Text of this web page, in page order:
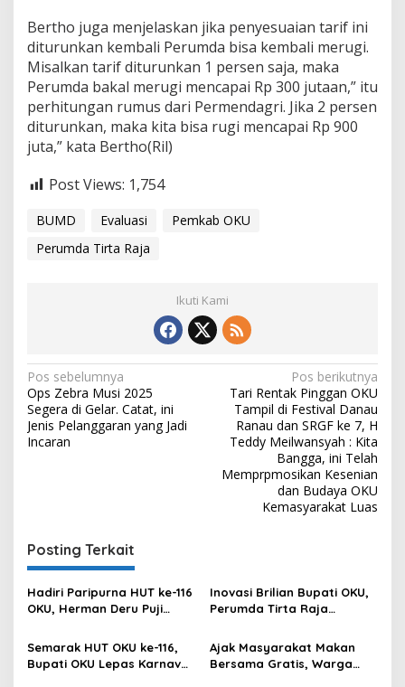
Bertho juga menjelaskan jika penyesuaian tarif ini
diturunkan kembali Perumda bisa kembali merugi.
Misalkan tarif diturunkan 1 persen saja, maka
Perumda bakal merugi mencapai Rp 300 jutaan,” itu
perhitungan rumus dari Permendagri. Jika 2 persen
diturunkan, maka kita bisa rugi mencapai Rp 900
juta,” kata Bertho(Ril)
Post Views: 1,754
BUMD Evaluasi
Pemkab OKU
Perumda Tirta Raja
Ikuti Kami
Navigasi
pos
Pos sebelumnya
Ops Zebra Musi 2025
Segera di Gelar. Catat, ini
Jenis Pelanggaran yang Jadi
Incaran
Pos berikutnya
Tari Rentak Pinggan OKU
Tampil di Festival Danau
Ranau dan SRGF ke 7, H
Teddy Meilwansyah : Kita
Bangga, ini Telah
Memprpmosikan Kesenian
dan Budaya OKU
Kemasyarakat Luas
Posting Terkait
Hadiri Paripurna HUT ke-116
OKU, Herman Deru Puji
Sekundang
Inovasi Brilian Bupati OKU,
Perumda Tirta Raja
Mobile Water Purifier
Semarak HUT OKU ke-116,
Bupati OKU Lepas Karnaval
Ajak Masyarakat Makan
Bersama Gratis, Warga